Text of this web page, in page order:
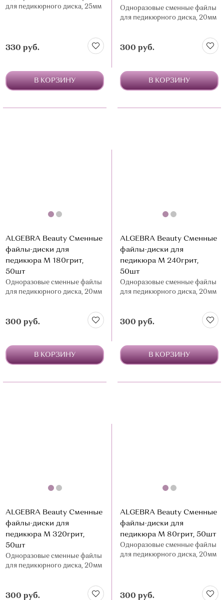
для педикюрного диска, 25мм
330 руб.
В КОРЗИНУ
Одноразовые сменные файлы
для педикюрного диска, 20мм
300 руб.
В КОРЗИНУ
ALGEBRA Beauty Сменные
файлы-диски для
педикюра M 180грит,
50шт
Одноразовые сменные файлы
для педикюрного диска, 20мм
300 руб.
В КОРЗИНУ
ALGEBRA Beauty Сменные
файлы-диски для
педикюра M 240грит,
50шт
Одноразовые сменные файлы
для педикюрного диска, 20мм
300 руб.
В КОРЗИНУ
ALGEBRA Beauty Сменные
файлы-диски для
педикюра M 320грит,
50шт
Одноразовые сменные файлы
для педикюрного диска, 20мм
300 руб.
ALGEBRA Beauty Сменные
файлы-диски для
педикюра M 80грит, 50шт
Одноразовые сменные файлы
для педикюрного диска, 20мм
300 руб.